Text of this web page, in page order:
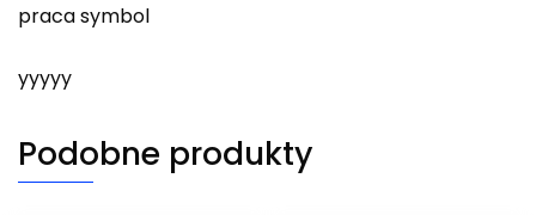
praca symbol
yyyyy
Podobne produkty